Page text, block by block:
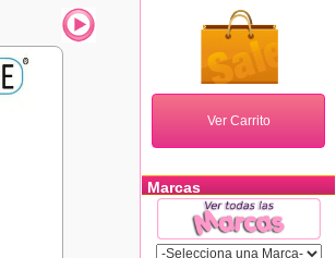
Marcas